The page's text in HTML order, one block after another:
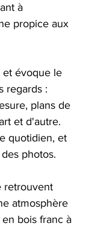
à
propice aux
et évoque le
regards :
plans de
et d'autre.
quotidien, et
photos.
retrouvent
atmosphère
bois franc à